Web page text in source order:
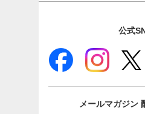
公式
メールマガジン